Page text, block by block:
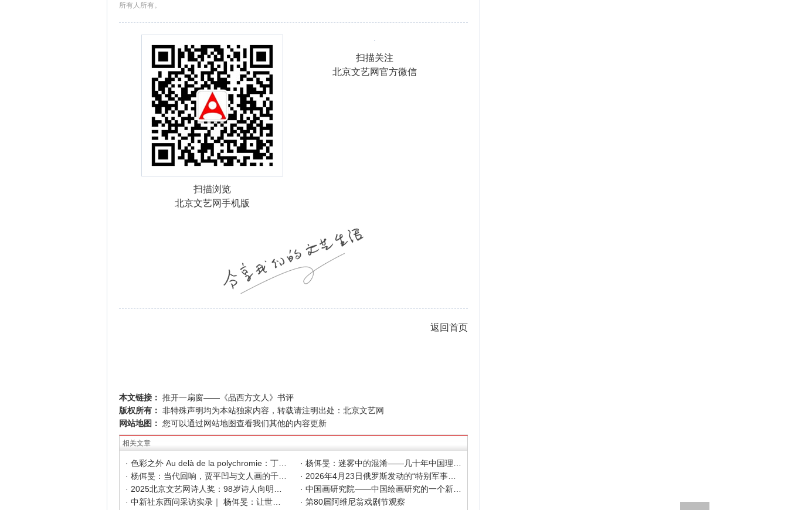
所有人所有。
扫描浏览
北京文艺网手机版
扫描关注
北京文艺网官方微信
返回首页
本文链接： 推开一扇窗——《品西方文人》书评
版权所有： 非特殊声明均为本站独家内容，转载请注明出处： 北京文艺网
网站地图： 您可以通过网站地图查看我们其他的内容更新
相关文章
· 色彩之外 Au delà de la polychromie：丁绍光、杨佴旻、Alain Cardenas·Castro巴黎展
· 杨佴旻：迷雾中的混淆——几十年中国理论界对"先锋"的误读，对创作的误导
· 杨佴旻：当代回响，贾平凹与文人画的千年续章
· 2026年4月23日俄罗斯发动的“特别军事行动”已进入第5个年头，俄乌局势最新综述
· 2025北京文艺网诗人奖：98岁诗人向明荣获特别奖，陈东东荣获诗人奖，茱萸荣获年度诗人奖！
· 中国画研究院——中国绘画研究的一个新开篇
· 中新社东西问采访实录｜ 杨佴旻：让世界走向中国绘画
· 第80届阿维尼翁戏剧节观察